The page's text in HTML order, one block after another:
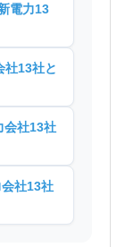
電力13
社13社と
会社13社
社13社